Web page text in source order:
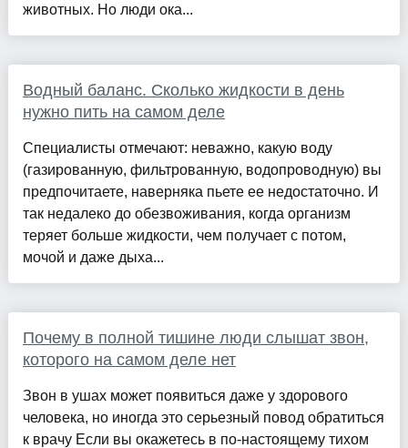
животных. Но люди ока...
Водный баланс. Сколько жидкости в день
нужно пить на самом деле
Специалисты отмечают: неважно, какую воду
(газированную, фильтрованную, водопроводную) вы
предпочитаете, наверняка пьете ее недостаточно. И
так недалеко до обезвоживания, когда организм
теряет больше жидкости, чем получает с потом,
мочой и даже дыха...
Почему в полной тишине люди слышат звон,
которого на самом деле нет
Звон в ушах может появиться даже у здорового
человека, но иногда это серьезный повод обратиться
к врачу Если вы окажетесь в по-настоящему тихом